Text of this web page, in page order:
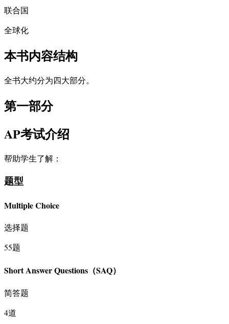
联合国
全球化
本书内容结构
全书大约分为四大部分。
第一部分
AP考试介绍
帮助学生了解：
题型
Multiple Choice
选择题
55题
Short Answer Questions（SAQ）
简答题
4道